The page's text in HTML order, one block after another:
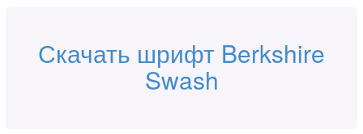
Скачать шрифт Berkshire
Swash